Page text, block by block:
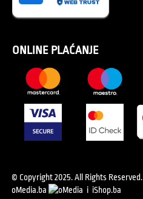
ONLINE PLAĆANJE
© Copyright 2025. All Rights Reserved.
oMedia.ba
i iShop.ba